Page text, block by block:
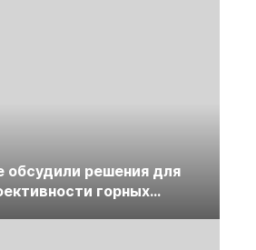
обсудили решения для
горных